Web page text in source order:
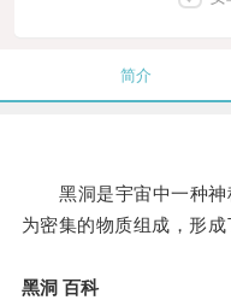
简介
黑洞是宇宙中一种神
为密集的物质组成，形成
黑洞 百科